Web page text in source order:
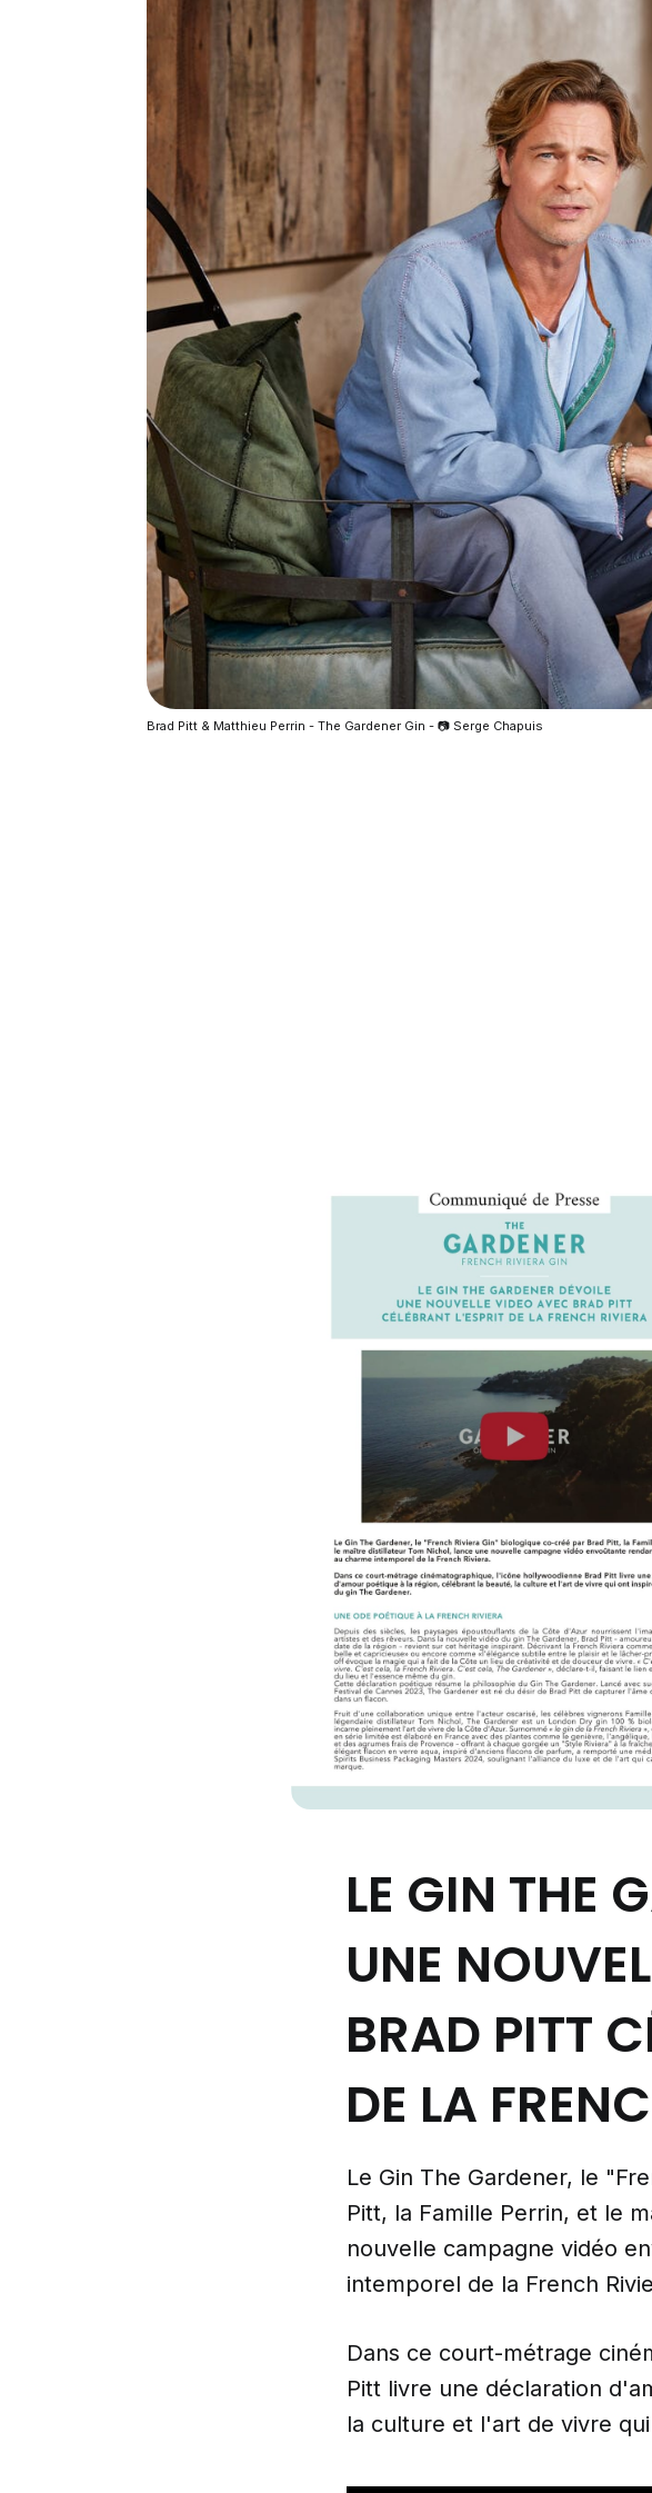
Brad Pitt & Matthieu Perrin - The Gardener Gin - 📷 Serge Chapuis
LE GIN THE
UNE
BRAD PITT
DE LA
Le Gin The Gardener, le
Pitt, la Famille Perrin, et le
nouvelle campagne vidéo
intemporel de la French
Dans ce court-métrage
Pitt livre une déclaration
la culture et l'art de vivre